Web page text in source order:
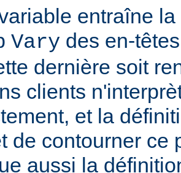
entraîne
Vary des en-
dernière soit
clients
et la
de contourner ce
aussi la